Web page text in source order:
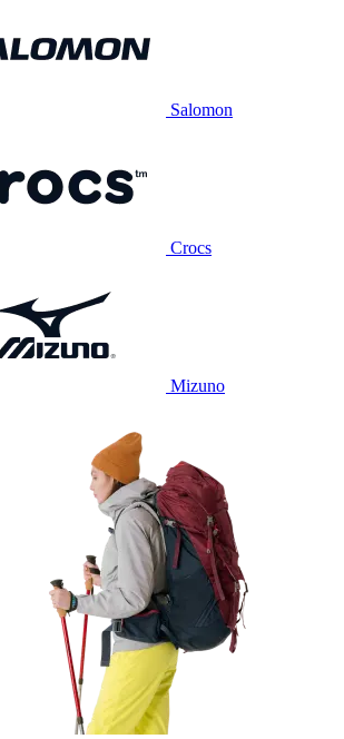
Salomon
Crocs
Mizuno